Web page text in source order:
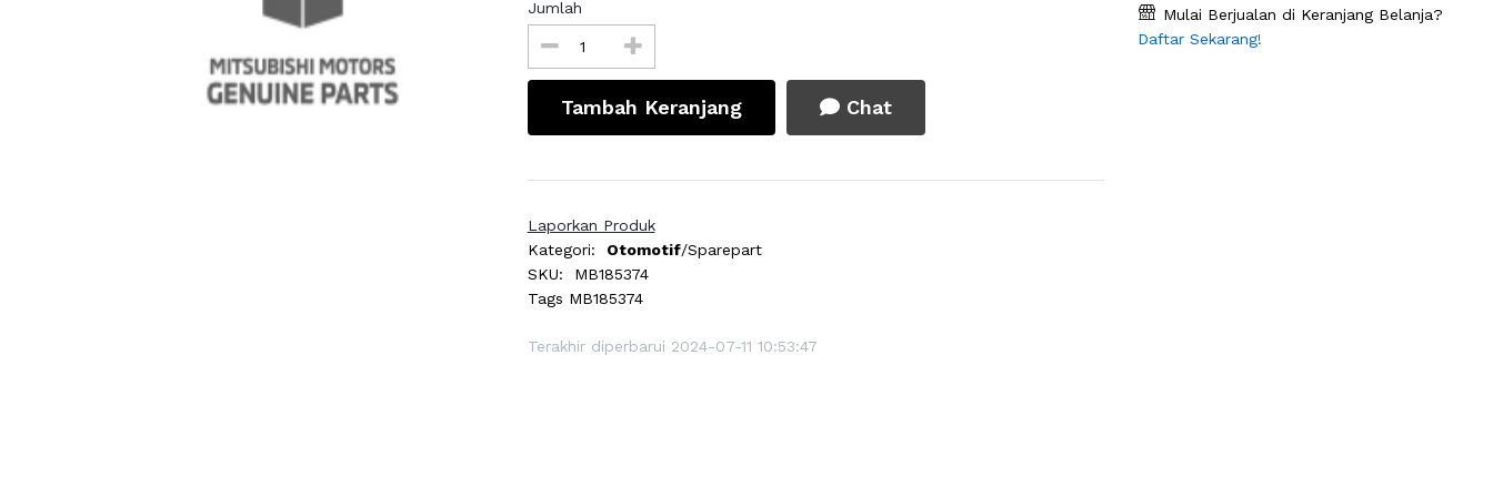
Jumlah
Tambah Keranjang Chat
Laporkan Produk
Kategori:
Otomotif/Sparepart
SKU:
MB185374
Tags MB185374
Terakhir diperbarui 2024-07-11 10:53:47
Mulai Berjualan di Keranjang Belanja?
Daftar Sekarang!